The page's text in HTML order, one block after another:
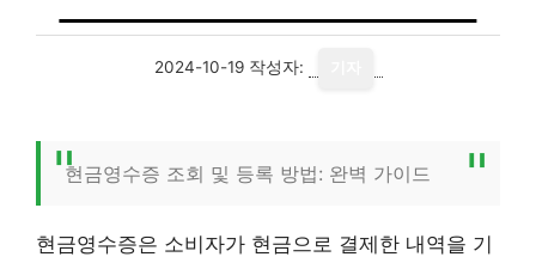
2024-10-19 작성자:
현금영수증 조회 및 등록 방법: 완벽 가이드
현금영수증은 소비자가 현금으로 결제한 내역을 기